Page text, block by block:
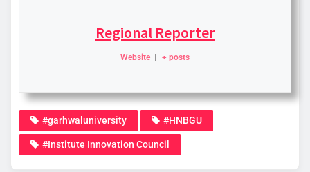
Regional Reporter
Website + posts
#garhwaluniversity #HNBGU
#Institute Innovation Council